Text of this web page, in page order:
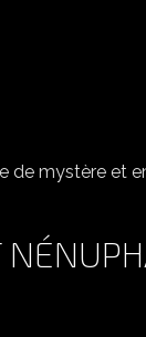
de mystère et